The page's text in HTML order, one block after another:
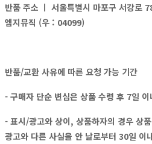
반품 주소 ㅣ 서울특별시 마포구 서강로
엠지뮤직 (우 : 04099)
반품/교환 사유에 따른 요청 가능 기간
- 구매자 단순 변심은 상품 수령 후 7일
- 표시/광고와 상이, 상품하자의 경우 상
광고와 다른 사실을 안 날로부터 30일 이